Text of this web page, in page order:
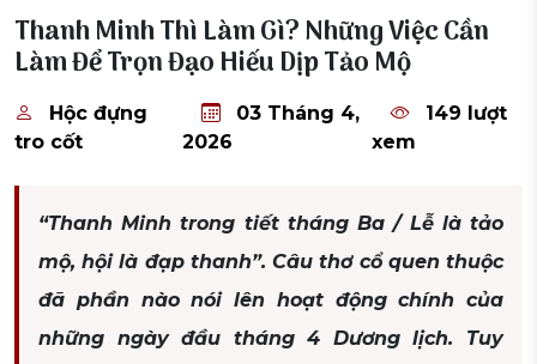
Thanh Minh Thì Làm Gì? Những Việc Cần
Làm Để Trọn Đạo Hiếu Dịp Tảo Mộ
Hộc đựng
tro cốt
03 Tháng 4,
2026
149 lượt
xem
“Thanh Minh trong tiết tháng Ba / Lễ là tảo
mộ, hội là đạp thanh”. Câu thơ cổ quen thuộc
đã phần nào nói lên hoạt động chính của
những ngày đầu tháng 4 Dương lịch. Tuy